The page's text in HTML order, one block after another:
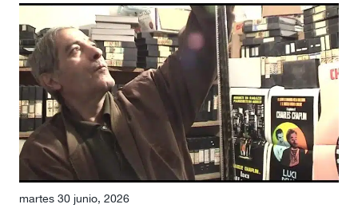
martes 30 junio, 2026